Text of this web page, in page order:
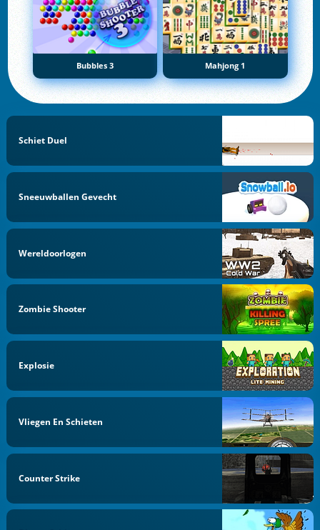
Bubbles 3 Mahjong 1
Schiet Duel
Sneeuwballen Gevecht
Wereldoorlogen
Zombie Shooter
Explosie
Vliegen En Schieten
Counter Strike